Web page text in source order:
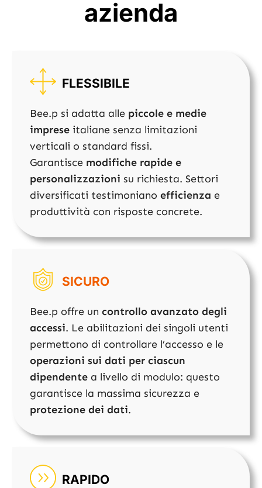
azienda
FLESSIBILE
Bee.p si adatta alle piccole e medie
imprese italiane senza limitazioni
verticali o standard fissi.
Garantisce modifiche rapide e
personalizzazioni su richiesta. Settori
diversificati testimonianoefficienza e
produttività con risposte concrete.
SICURO
Bee.p offre uncontrollo avanzato degli
accessi. Le abilitazioni dei singoli utenti
permettono di controllare l’accesso e le
operazioni sui dati per ciascun
dipendente a livello di modulo: questo
garantisce la massima sicurezza e
protezione dei dati.
RAPIDO